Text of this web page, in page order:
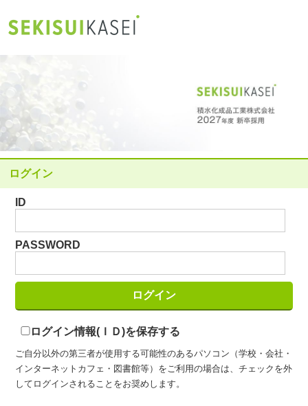
ログイン
ID
PASSWORD
ログイン情報(ＩＤ)を保存する
ご自分以外の第三者が使用する可能性のあるパソコン（学校・会社・
インターネットカフェ・図書館等）をご利用の場合は、チェックを外
してログインされることをお奨めします。